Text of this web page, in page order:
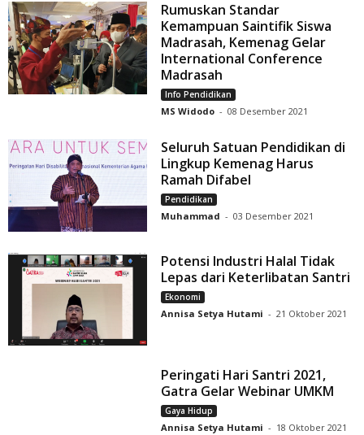
Rumuskan Standar
Kemampuan Saintifik Siswa
Madrasah, Kemenag Gelar
International Conference
Madrasah
Info Pendidikan
MS Widodo - 08 Desember 2021
Seluruh Satuan Pendidikan di
Lingkup Kemenag Harus
Ramah Difabel
Pendidikan
Muhammad - 03 Desember 2021
Potensi Industri Halal Tidak
Lepas dari Keterlibatan Santri
Ekonomi
Annisa Setya Hutami - 21 Oktober 2021
Peringati Hari Santri 2021,
Gatra Gelar Webinar UMKM
Gaya Hidup
Annisa Setya Hutami - 18 Oktober 2021